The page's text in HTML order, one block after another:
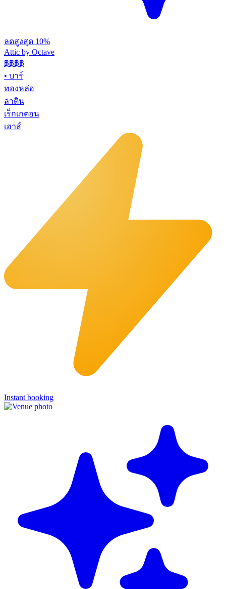
ลดสูงสุด 10%
Attic by Octave
฿฿฿฿
• บาร์
ทองหล่อ
ลาติน
เร็กเกตอน
เฮาส์
Instant booking